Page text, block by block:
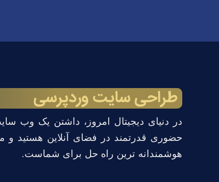
طراحی سایت وردپرسی
در دنیای دیجیتال امروز، داشتن یک وب
حضوری قدرتمند در فضای آنلاین هستید
هوشمندانه ترین راه حل برای شماست.